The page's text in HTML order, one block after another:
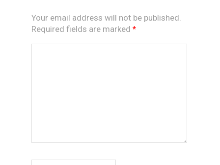
Your email address will not be published.
Required fields are marked *